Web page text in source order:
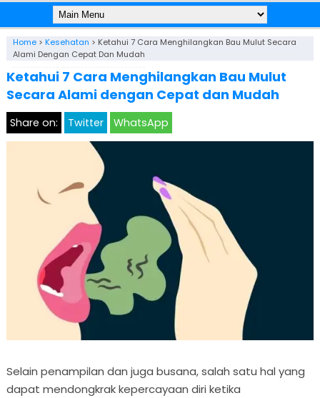
Home> Kesehatan > Ketahui 7 Cara Menghilangkan Bau Mulut Secara
Alami Dengan Cepat Dan Mudah
Ketahui 7 Cara Menghilangkan Bau Mulut
Secara Alami dengan Cepat dan Mudah
Share on: Twitter WhatsApp
Selain penampilan dan juga busana, salah satu hal yang
dapat mendongkrak kepercayaan diri ketika